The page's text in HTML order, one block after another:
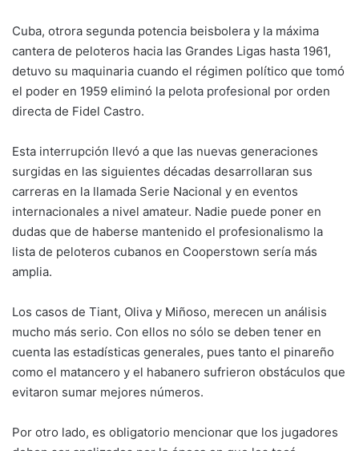
Cuba, otrora segunda potencia beisbolera y la máxima
cantera de peloteros hacia las Grandes Ligas hasta 1961,
detuvo su maquinaria cuando el régimen político que tomó
el poder en 1959 eliminó la pelota profesional por orden
directa de Fidel Castro.
Esta interrupción llevó a que las nuevas generaciones
surgidas en las siguientes décadas desarrollaran sus
carreras en la llamada Serie Nacional y en eventos
internacionales a nivel amateur. Nadie puede poner en
dudas que de haberse mantenido el profesionalismo la
lista de peloteros cubanos en Cooperstown sería más
amplia.
Los casos de Tiant, Oliva y Miñoso, merecen un análisis
mucho más serio. Con ellos no sólo se deben tener en
cuenta las estadísticas generales, pues tanto el pinareño
como el matancero y el habanero sufrieron obstáculos que
evitaron sumar mejores números.
Por otro lado, es obligatorio mencionar que los jugadores